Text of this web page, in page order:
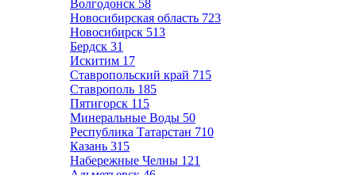
Волгодонск 58
Новосибирская область 723
Новосибирск 513
Бердск 31
Искитим 17
Ставропольский край 715
Ставрополь 185
Пятигорск 115
Минеральные Воды 50
Республика Татарстан 710
Казань 315
Набережные Челны 121